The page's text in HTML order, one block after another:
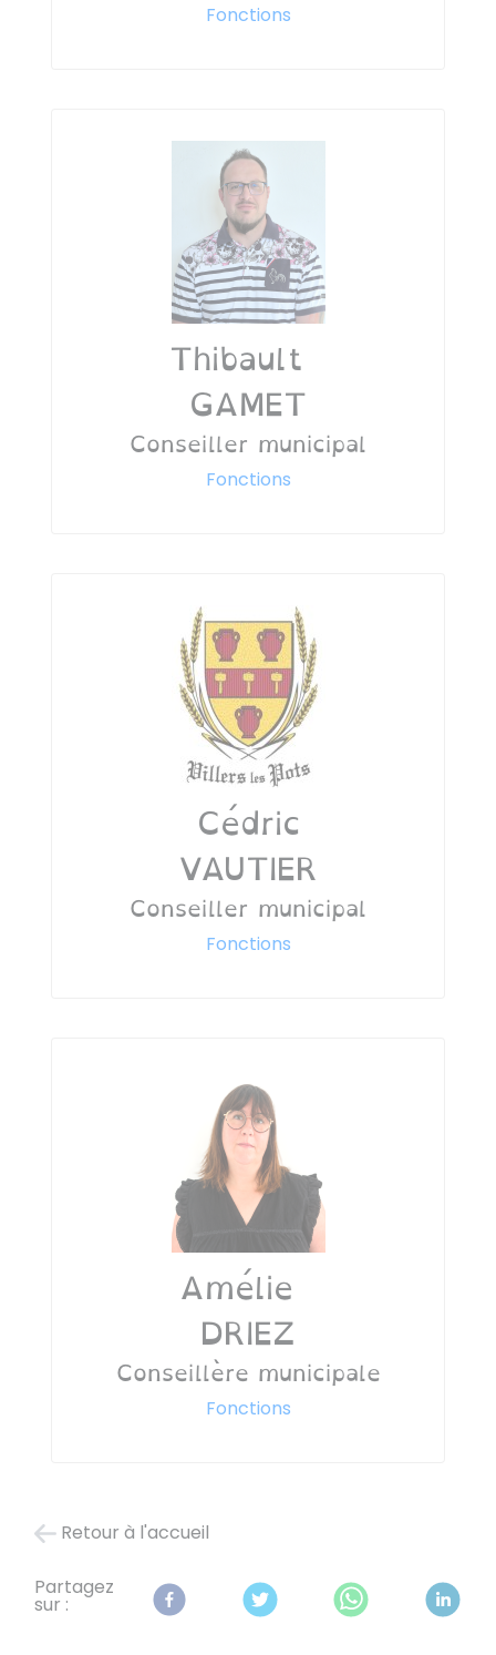
Fonctions
Thibault
GAMET
Conseiller municipal
Fonctions
Cédric
VAUTIER
Conseiller municipal
Fonctions
Amélie
DRIEZ
Conseillère municipale
Fonctions
Retour à l'accueil
Partagez
sur :